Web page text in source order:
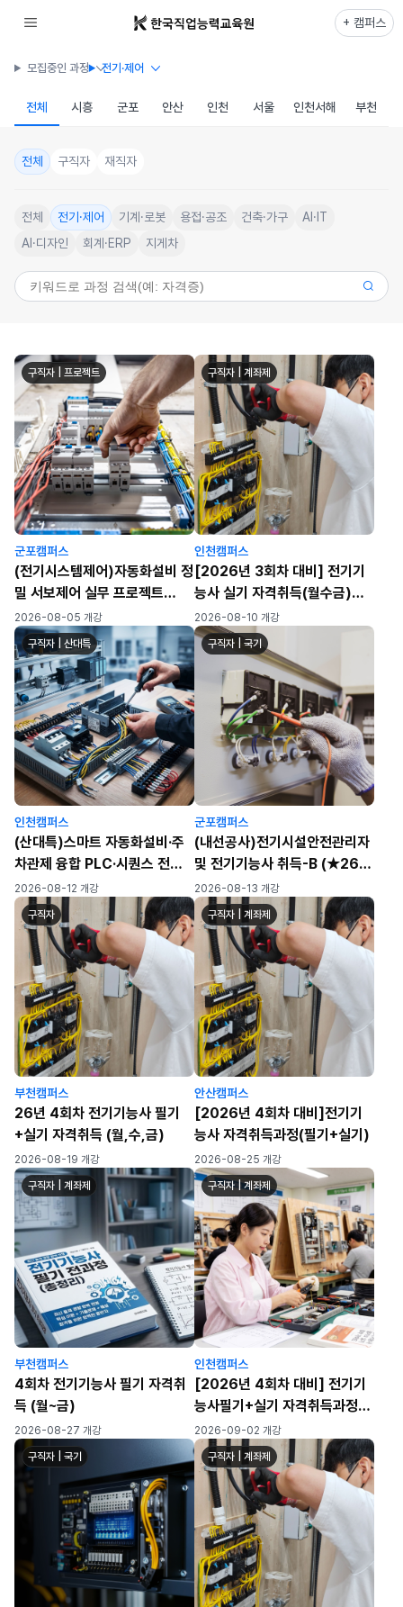
+ 캠퍼스
모집중인 과정 전기·제어
전체 시흥 군포 안산 인천 서울 인천서해 부천
전체 구직자 재직자
전체 전기·제어 기계·로봇 용접·공조 건축·가구
AI·IT
AI·디자인
회계·ERP 지게차
구직자 | 프로젝트
군포캠퍼스
(전기시스템제어)자동화설비 정
밀 서보제어 실무 프로젝트
(PLC/HMI/시퀸스)-A
2026-08-05 개강
구직자 | 계좌제
인천캠퍼스
[2026년 3회차 대비] 전기기
능사 실기 자격취득(월수금)
(72h)
2026-08-10 개강
구직자 | 산대특
인천캠퍼스
(산대특)스마트 자동화설비·주
차관제 융합 PLC·시퀀스 전기
자동제어 실무자 양성과정(육
성/일반)
2026-08-12 개강
구직자 | 국기
군포캠퍼스
(내선공사)전기시설안전관리자
및 전기기능사 취득-B (★26년
4회차 필기/실기 대비)
2026-08-13 개강
구직자
부천캠퍼스
26년 4회차 전기기능사 필기
+실기 자격취득 (월,수,금)
2026-08-19 개강
구직자 | 계좌제
안산캠퍼스
[2026년 4회차 대비]전기기
능사 자격취득과정(필기+실기)
2026-08-25 개강
구직자 | 계좌제
부천캠퍼스
4회차 전기기능사 필기 자격취
득 (월~금)
2026-08-27 개강
구직자 | 계좌제
인천캠퍼스
[2026년 4회차 대비] 전기기
능사필기+실기 자격취득과정
(월~금/화목)
2026-09-02 개강
구직자 | 국기 구직자 | 계좌제